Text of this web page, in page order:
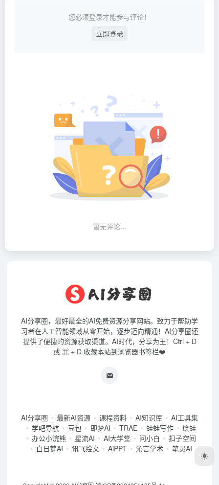
您必须登录才能参与评论！
立即登录
暂无评论...
AI分享圈，最好最全的AI免费资源分享网站。致力于帮助学
习者在人工智能领域从零开始，逐步迈向精通！AI分享圈还
提供了便捷的资源获取渠道。AI时代，分享为王！Ctrl + D
或 ⌘ + D 收藏本站到浏览器书签栏❤️
AI分享圈 最新AI资源 课程资料 AI知识库
AI工具集
学吧导航
豆包 即梦AI TRAE 蛙蛙写作
绘蛙
办公小浣熊
星流AI AI大学堂 问小白
扣子空间
白日梦AI
讯飞绘文 AiPPT 沁言学术 笔灵AI